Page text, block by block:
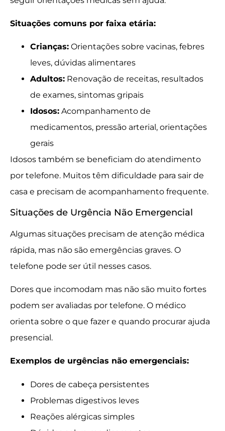
Situações comuns por faixa etária:
Crianças: Orientações sobre vacinas, febres
leves, dúvidas alimentares
Adultos: Renovação de receitas, resultados
de exames, sintomas gripais
Idosos: Acompanhamento de
medicamentos, pressão arterial, orientações
gerais
Idosos também se beneficiam do atendimento
por telefone. Muitos têm dificuldade para sair de
casa e precisam de acompanhamento frequente.
Situações de Urgência Não Emergencial
Algumas situações precisam de atenção médica
rápida, mas não são emergências graves. O
telefone pode ser útil nesses casos.
Dores que incomodam mas não são muito fortes
podem ser avaliadas por telefone. O médico
orienta sobre o que fazer e quando procurar ajuda
presencial.
Exemplos de urgências não emergenciais:
Dores de cabeça persistentes
Problemas digestivos leves
Reações alérgicas simples